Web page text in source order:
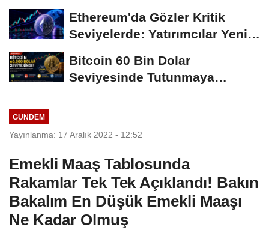
Ethereum'da Gözler Kritik
Seviyelerde: Yatırımcılar Yeni
Bitcoin 60 Bin Dolar
Seviyesinde Tutunmaya
GÜNDEM
Yayınlanma: 17 Aralık 2022 - 12:52
Emekli Maaş Tablosunda
Rakamlar Tek Tek Açıklandı! Bakın
Bakalım En Düşük Emekli Maaşı
Ne Kadar Olmuş